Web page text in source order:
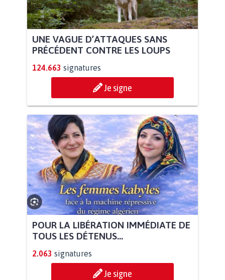
UNE VAGUE D’ATTAQUES SANS
PRÉCÉDENT CONTRE LES LOUPS
124.663 signatures
Je signe
POUR LA LIBÉRATION IMMÉDIATE DE
TOUS LES DÉTENUS...
2.063 signatures
Je signe